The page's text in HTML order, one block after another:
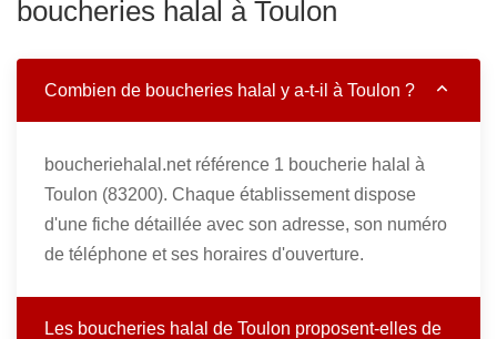
boucheries halal à Toulon
Combien de boucheries halal y a-t-il à Toulon ?
boucheriehalal.net référence 1 boucherie halal à
Toulon (83200). Chaque établissement dispose
d'une fiche détaillée avec son adresse, son numéro
de téléphone et ses horaires d'ouverture.
Les boucheries halal de Toulon proposent-elles de